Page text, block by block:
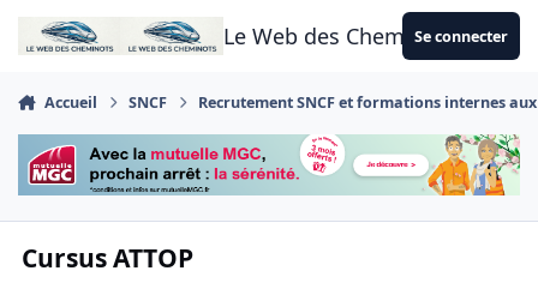
Aller au contenu
Le Web des CheminotsSe connecter
Accueil SNCF Recrutement SNCF et formations internes
Cursus ATTOP